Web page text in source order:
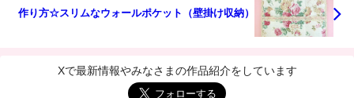
作り方☆スリムなウォールポケット（壁掛け収納）
Xで最新情報やみなさまの作品紹介をしています